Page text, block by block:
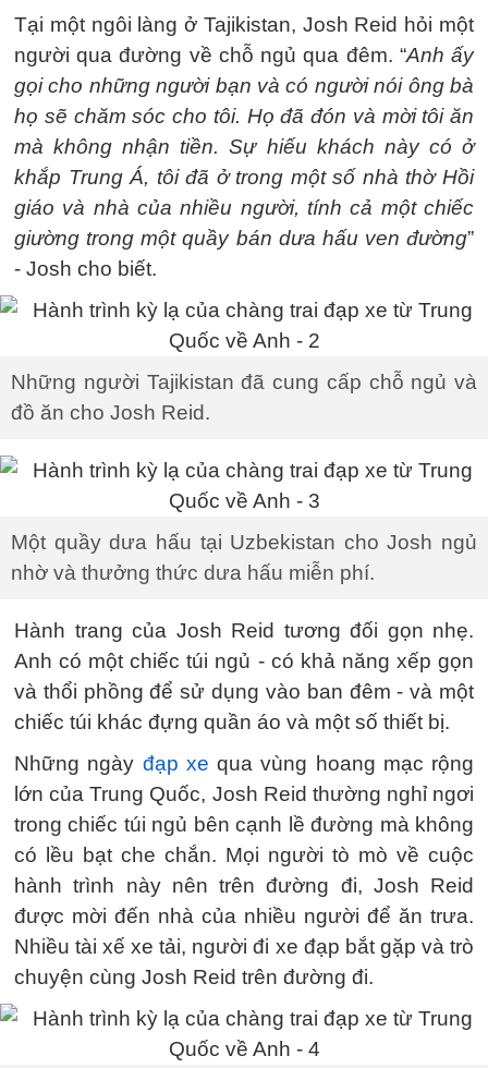
Tại một ngôi làng ở Tajikistan, Josh Reid hỏi một
người qua đường về chỗ ngủ qua đêm. “Anh ấy
gọi cho những người bạn và có người nói ông bà
họ sẽ chăm sóc cho tôi. Họ đã đón và mời tôi ăn
mà không nhận tiền. Sự hiếu khách này có ở
khắp Trung Á, tôi đã ở trong một số nhà thờ Hồi
giáo và nhà của nhiều người, tính cả một chiếc
giường trong một quầy bán dưa hấu ven đường”
- Josh cho biết.
Những người Tajikistan đã cung cấp chỗ ngủ và
đồ ăn cho Josh Reid.
Một quầy dưa hấu tại Uzbekistan cho Josh ngủ
nhờ và thưởng thức dưa hấu miễn phí.
Hành trang của Josh Reid tương đối gọn nhẹ.
Anh có một chiếc túi ngủ - có khả năng xếp gọn
và thổi phồng để sử dụng vào ban đêm - và một
chiếc túi khác đựng quần áo và một số thiết bị.
Những ngày đạp xe qua vùng hoang mạc rộng
lớn của Trung Quốc, Josh Reid thường nghỉ ngơi
trong chiếc túi ngủ bên cạnh lề đường mà không
có lều bạt che chắn. Mọi người tò mò về cuộc
hành trình này nên trên đường đi, Josh Reid
được mời đến nhà của nhiều người để ăn trưa.
Nhiều tài xế xe tải, người đi xe đạp bắt gặp và trò
chuyện cùng Josh Reid trên đường đi.